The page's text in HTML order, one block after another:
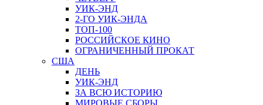
УИК-ЭНД
2-ГО УИК-ЭНДА
ТОП-100
РОССИЙСКОЕ КИНО
ОГРАНИЧЕННЫЙ ПРОКАТ
США
ДЕНЬ
УИК-ЭНД
ЗА ВСЮ ИСТОРИЮ